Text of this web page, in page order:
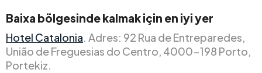
Baixa bölgesinde kalmak için en iyi yer
Hotel Catalonia. Adres: 92 Rua de Entreparedes,
União de Freguesias do Centro, 4000-198 Porto,
Portekiz.